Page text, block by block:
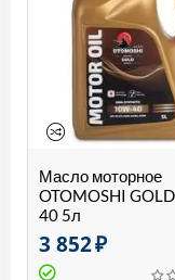
Масло моторное
OTOMOSHI
40 5л
3 852₽